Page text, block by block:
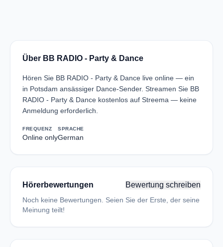
Über BB RADIO - Party & Dance
Hören Sie BB RADIO - Party & Dance live online — ein
in Potsdam ansässiger Dance-Sender. Streamen Sie BB
RADIO - Party & Dance kostenlos auf Streema — keine
Anmeldung erforderlich.
FREQUENZ
Online only
SPRACHE
German
Hörerbewertungen Bewertung schreiben
Noch keine Bewertungen. Seien Sie der Erste, der seine
Meinung teilt!